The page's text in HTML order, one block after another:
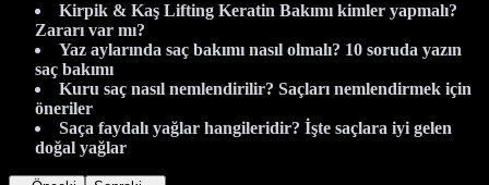
Kirpik & Kaş Lifting Keratin Bakımı kimler yapmalı?
Zararı var mı?
Yaz aylarında saç bakımı nasıl olmalı? 10 soruda yazın
saç bakımı
Kuru saç nasıl nemlendirilir? Saçları nemlendirmek için
öneriler
Saça faydalı yağlar hangileridir? İşte saçlara iyi gelen
doğal yağlar